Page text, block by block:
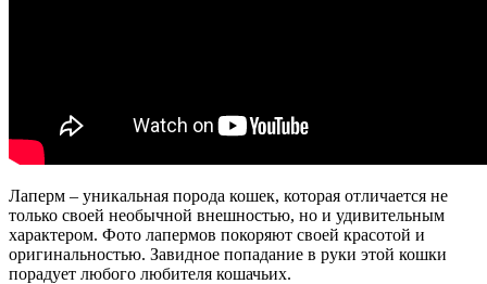
Лаперм – уникальная порода кошек, которая отличается не
только своей необычной внешностью, но и удивительным
характером. Фото лапермов покоряют своей красотой и
оригинальностью. Завидное попадание в руки этой кошки
порадует любого любителя кошачьих.